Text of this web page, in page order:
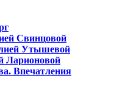
Свинцовой
Утышевой
Ларионовой
Впечатления